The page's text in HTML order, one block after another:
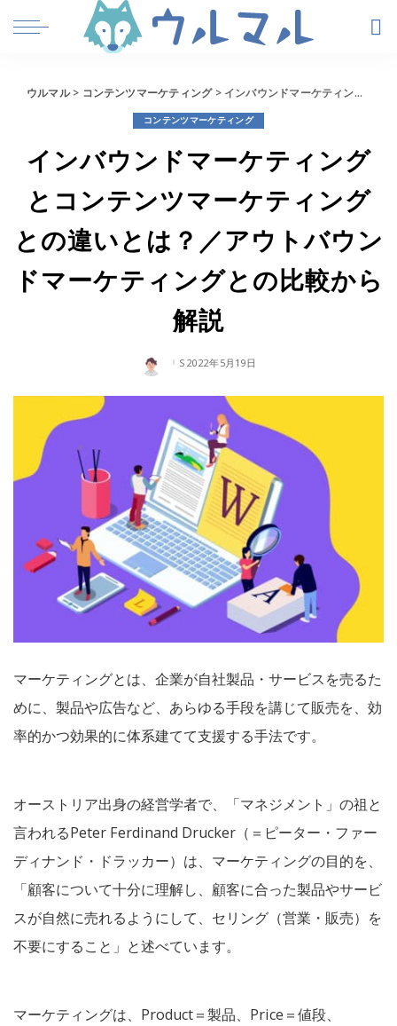
ウルマル> コンテンツマーケティング> インバウンドマーケティングとコンテンツマーケティングとの違いとは？／アウトバウンドマーケティングとの比較から解説
コンテンツマーケティング
インバウンドマーケティング
とコンテンツマーケティング
との違いとは？／アウトバウン
ドマーケティングとの比較から
解説
2022年5月19日
マーケティングとは、企業が自社製品・サービスを売るた
めに、製品や広告など、あらゆる手段を講じて販売を、効
率的かつ効果的に体系建てて支援する手法です。
オーストリア出身の経営学者で、「マネジメント」の祖と
言われるPeter Ferdinand Drucker（＝ピーター・ファー
ディナンド・ドラッカー）は、マーケティングの目的を、
「顧客について十分に理解し、顧客に合った製品やサービ
スが自然に売れるようにして、セリング（営業・販売）を
不要にすること」と述べています。
マーケティングは、Product＝製品、Price＝値段、